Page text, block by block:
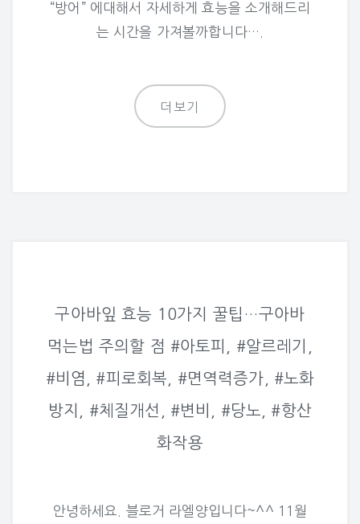
“방어” 에대해서 자세하게 효능을 소개해드리
는 시간을 가져볼까합니다….
더보기
구아바잎 효능 10가지 꿀팁…구아바
먹는법 주의할 점 #아토피, #알르레기,
#비염, #피로회복, #면역력증가, #노화
방지, #체질개선, #변비, #당노, #항산
화작용
안녕하세요. 블로거 라엘양입니다~^^ 11월